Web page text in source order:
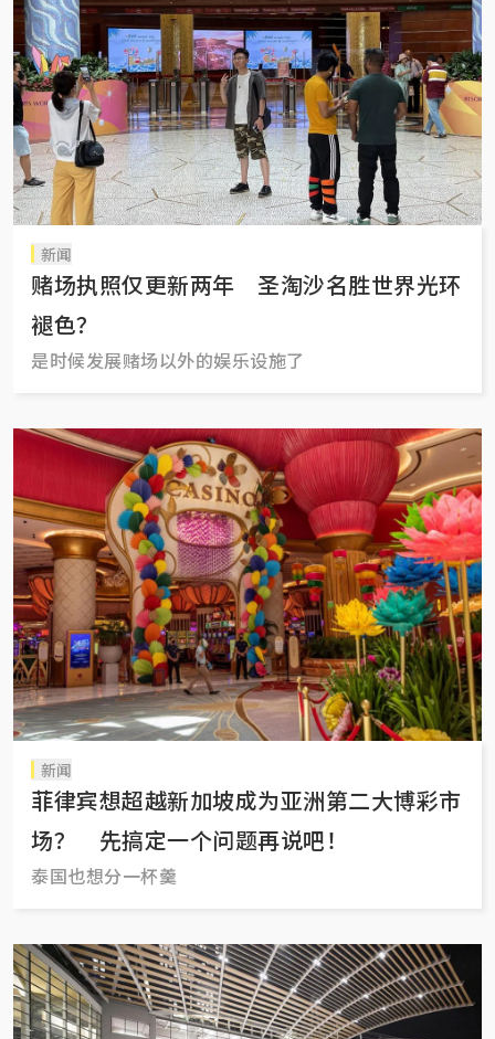
新闻
赌场执照仅更新两年 圣淘沙名胜世界光环
褪色？
是时候发展赌场以外的娱乐设施了
新闻
菲律宾想超越新加坡成为亚洲第二大博彩市
场？ 先搞定一个问题再说吧！
泰国也想分一杯羹